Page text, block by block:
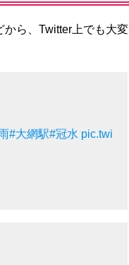
ら、Twitter上でも大変
#大網駅#冠水 pic.twi